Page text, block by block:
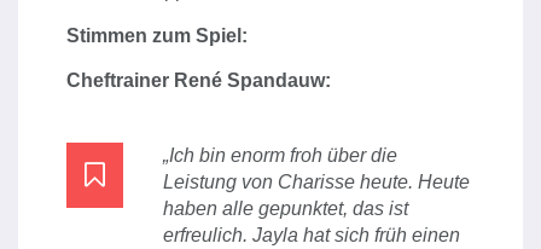
Stimmen zum Spiel:
Cheftrainer René Spandauw:
„Ich bin enorm froh über die
Leistung von Charisse heute. Heute
haben alle gepunktet, das ist
erfreulich. Jayla hat sich früh einen